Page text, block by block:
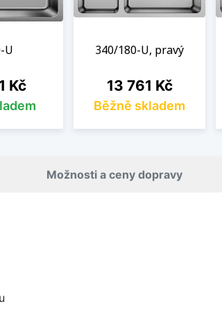
U
Kč
340/180-U, pravý
Cena
13 761 Kč
Běžně skladem
Možnosti a ceny dopravy